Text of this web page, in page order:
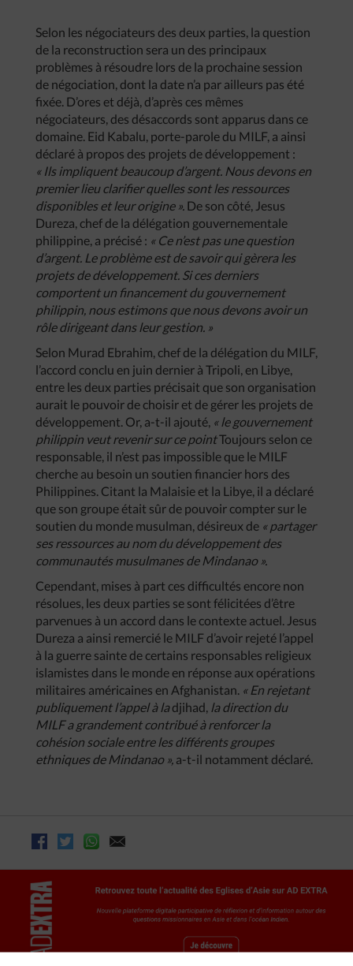
Selon les négociateurs des deux parties, la question
de la reconstruction sera un des principaux
problèmes à résoudre lors de la prochaine session
de négociation, dont la date n’a par ailleurs pas été
fixée. D’ores et déjà, d’après ces mêmes
négociateurs, des désaccords sont apparus dans ce
domaine. Eid Kabalu, porte-parole du MILF, a ainsi
déclaré à propos des projets de développement :
« Ils impliquent beaucoup d’argent. Nous devons en
premier lieu clarifier quelles sont les ressources
disponibles et leur origine ». De son côté, Jesus
Dureza, chef de la délégation gouvernementale
philippine, a précisé : « Ce n’est pas une question
d’argent. Le problème est de savoir qui gèrera les
projets de développement. Si ces derniers
comportent un financement du gouvernement
philippin, nous estimons que nous devons avoir un
rôle dirigeant dans leur gestion. »
Selon Murad Ebrahim, chef de la délégation du MILF,
l’accord conclu en juin dernier à Tripoli, en Libye,
entre les deux parties précisait que son organisation
aurait le pouvoir de choisir et de gérer les projets de
développement. Or, a-t-il ajouté, « le gouvernement
philippin veut revenir sur ce pointToujours selon ce
responsable, il n’est pas impossible que le MILF
cherche au besoin un soutien financier hors des
Philippines. Citant la Malaisie et la Libye, il a déclaré
que son groupe était sûr de pouvoir compter sur le
soutien du monde musulman, désireux de « partager
ses ressources au nom du développement des
communautés musulmanes de Mindanao ».
Cependant, mises à part ces difficultés encore non
résolues, les deux parties se sont félicitées d’être
parvenues à un accord dans le contexte actuel. Jesus
Dureza a ainsi remercié le MILF d’avoir rejeté l’appel
à la guerre sainte de certains responsables religieux
islamistes dans le monde en réponse aux opérations
militaires américaines en Afghanistan. « En rejetant
publiquement l’appel à ladjihad, la direction du
MILF a grandement contribué à renforcer la
cohésion sociale entre les différents groupes
ethniques de Mindanao », a-t-il notamment déclaré.